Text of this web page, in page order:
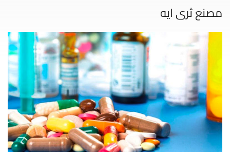
ثرى ايه